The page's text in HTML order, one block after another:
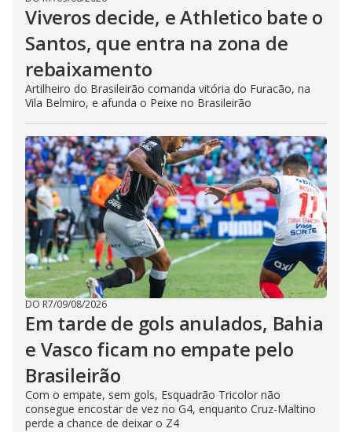
Viveros decide, e Athletico bate o
Santos, que entra na zona de
rebaixamento
Artilheiro do Brasileirão comanda vitória do Furacão, na
Vila Belmiro, e afunda o Peixe no Brasileirão
DO R7/09/08/2026
Em tarde de gols anulados, Bahia
e Vasco ficam no empate pelo
Brasileirão
Com o empate, sem gols, Esquadrão Tricolor não
consegue encostar de vez no G4, enquanto Cruz-Maltino
perde a chance de deixar o Z4